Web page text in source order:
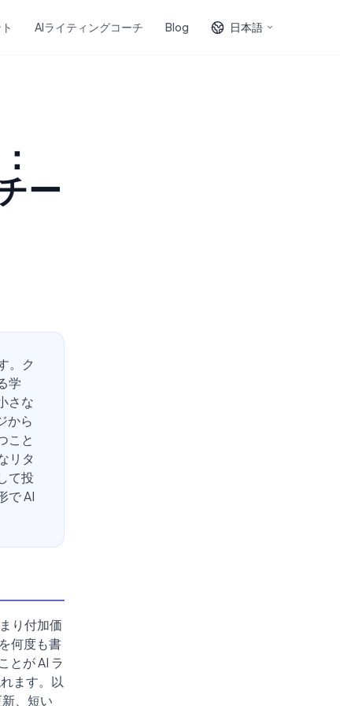
AIライティングコーチ Blog 日本語
ー
。ク
学
さな
から
こと
リタ
て投
で AI
り付加価
何度も書
とが AI ラ
ます。以
、短い